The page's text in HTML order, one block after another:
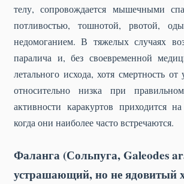
телу, сопровождается мышечными
потливостью, тошнотой, рвотой,
недомоганием. В тяжелых случаях
паралича и, без своевременной
летального исхода, хотя смертность от
относительно низка при
активности каракуртов приходится
когда они наиболее часто встречаются.
Фаланга (Сольпуга, Galeodes
устрашающий, но не ядовитый